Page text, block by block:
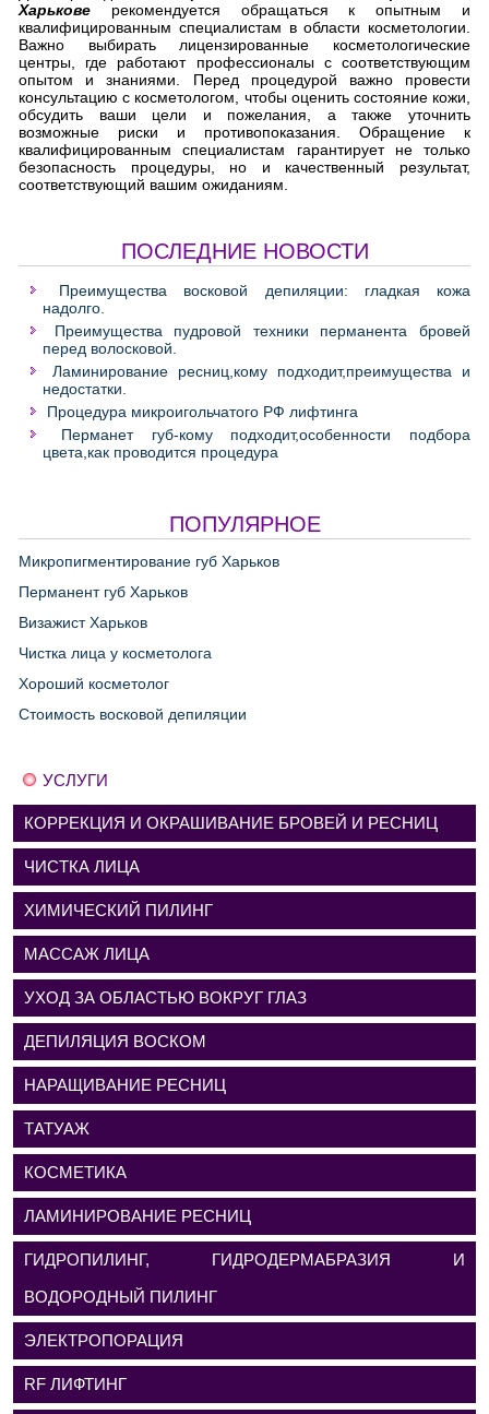
Харькове рекомендуется обращаться к опытным и
квалифицированным специалистам в области косметологии.
Важно выбирать лицензированные косметологические
центры, где работают профессионалы с соответствующим
опытом и знаниями. Перед процедурой важно провести
консультацию с косметологом, чтобы оценить состояние кожи,
обсудить ваши цели и пожелания, а также уточнить
возможные риски и противопоказания. Обращение к
квалифицированным специалистам гарантирует не только
безопасность процедуры, но и качественный результат,
соответствующий вашим ожиданиям.
ПОСЛЕДНИЕ НОВОСТИ
Преимущества восковой депиляции: гладкая кожа
надолго.
Преимущества пудровой техники перманента бровей
перед волосковой.
Ламинирование ресниц,кому подходит,преимущества и
недостатки.
Процедура микроигольчатого РФ лифтинга
Перманет губ-кому подходит,особенности подбора
цвета,как проводится процедура
ПОПУЛЯРНОЕ
Микропигментирование губ Харьков
Перманент губ Харьков
Визажист Харьков
Чистка лица у косметолога
Хороший косметолог
Стоимость восковой депиляции
УСЛУГИ
КОРРЕКЦИЯ И ОКРАШИВАНИЕ БРОВЕЙ И РЕСНИЦ
ЧИСТКА ЛИЦА
ХИМИЧЕСКИЙ ПИЛИНГ
МАССАЖ ЛИЦА
УХОД ЗА ОБЛАСТЬЮ ВОКРУГ ГЛАЗ
ДЕПИЛЯЦИЯ ВОСКОМ
НАРАЩИВАНИЕ РЕСНИЦ
ТАТУАЖ
КОСМЕТИКА
ЛАМИНИРОВАНИЕ РЕСНИЦ
ГИДРОПИЛИНГ, ГИДРОДЕРМАБРАЗИЯ И
ВОДОРОДНЫЙ ПИЛИНГ
ЭЛЕКТРОПОРАЦИЯ
RF ЛИФТИНГ